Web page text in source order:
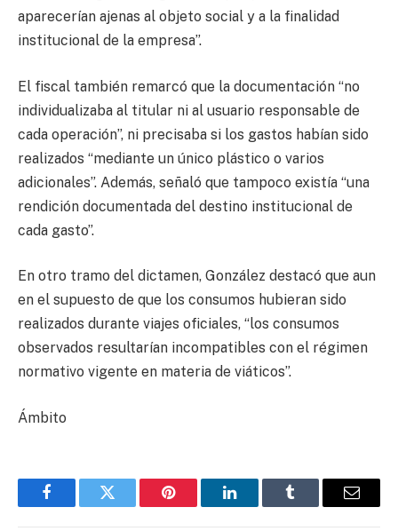
aparecerían ajenas al objeto social y a la finalidad
institucional de la empresa”.
El fiscal también remarcó que la documentación “no
individualizaba al titular ni al usuario responsable de
cada operación”, ni precisaba si los gastos habían sido
realizados “mediante un único plástico o varios
adicionales”. Además, señaló que tampoco existía “una
rendición documentada del destino institucional de
cada gasto”.
En otro tramo del dictamen, González destacó que aun
en el supuesto de que los consumos hubieran sido
realizados durante viajes oficiales, “los consumos
observados resultarían incompatibles con el régimen
normativo vigente en materia de viáticos”.
Ámbito
FacebookTwitter Pinterest LinkedInTumblr Email